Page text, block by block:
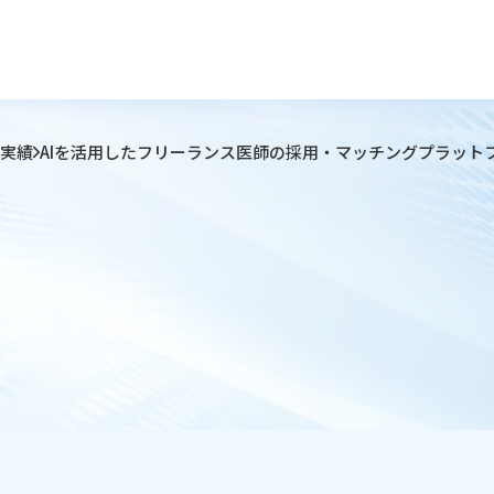
実績 AIを活用したフリーランス医師の採用・マッチングプラット